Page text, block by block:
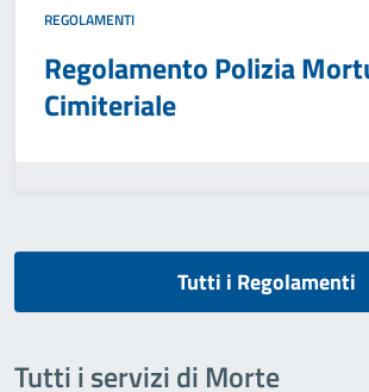
REGOLAMENTI
Regolamento Polizia
Cimiteriale
Tutti i Regolamenti
Tutti i servizi di Morte